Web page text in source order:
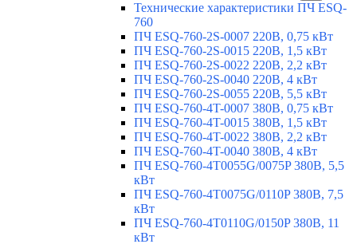
Технические характеристики ПЧ ESQ-
760
ПЧ ESQ-760-2S-0007 220В, 0,75 кВт
ПЧ ESQ-760-2S-0015 220В, 1,5 кВт
ПЧ ESQ-760-2S-0022 220В, 2,2 кВт
ПЧ ESQ-760-2S-0040 220В, 4 кВт
ПЧ ESQ-760-2S-0055 220В, 5,5 кВт
ПЧ ESQ-760-4T-0007 380В, 0,75 кВт
ПЧ ESQ-760-4T-0015 380В, 1,5 кВт
ПЧ ESQ-760-4T-0022 380В, 2,2 кВт
ПЧ ESQ-760-4T-0040 380В, 4 кВт
ПЧ ESQ-760-4T0055G/0075P 380В, 5,5
кВт
ПЧ ESQ-760-4T0075G/0110P 380В, 7,5
кВт
ПЧ ESQ-760-4T0110G/0150P 380В, 11
кВт